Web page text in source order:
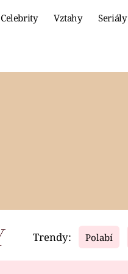
Celebrity Vztahy Seriály
Video
Trendy: Polabí